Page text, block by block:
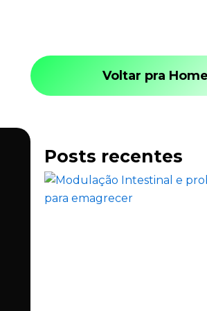
Voltar pra Home
Posts recentes